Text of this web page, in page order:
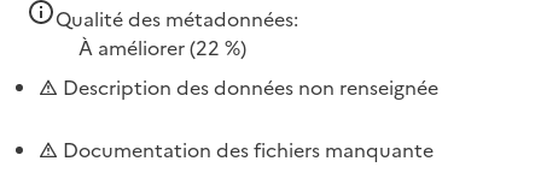
Qualité des métadonnées:
À améliorer(22 %)
Description des données non renseignée
Documentation des fichiers manquante